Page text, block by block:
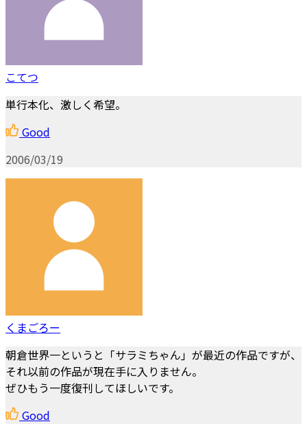
こてつ
単行本化、激しく希望。
Good
2006/03/19
くまごろー
朝倉世界一というと「サラミちゃん」が最近の作品ですが、
それ以前の作品が現在手に入りません。
ぜひもう一度復刊してほしいです。
Good